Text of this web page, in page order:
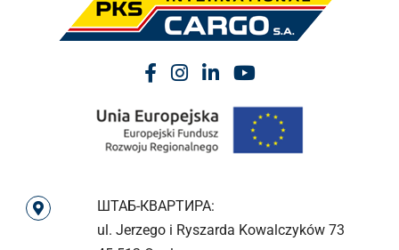
ШТАБ-КВАРТИРА:
ul. Jerzego i Ryszarda Kowalczyków 73